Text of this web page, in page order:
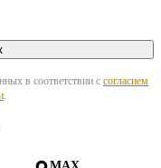
в соответствии с согласием